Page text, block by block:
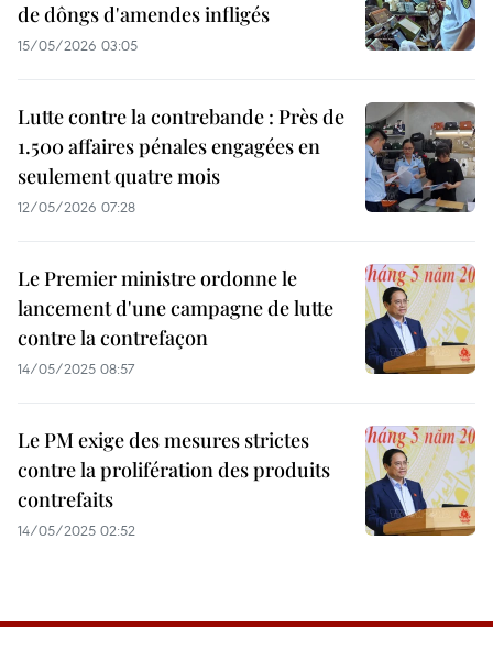
de dôngs d'amendes infligés
15/05/2026 03:05
Lutte contre la contrebande : Près de
1.500 affaires pénales engagées en
seulement quatre mois
12/05/2026 07:28
Le Premier ministre ordonne le
lancement d'une campagne de lutte
contre la contrefaçon
14/05/2025 08:57
Le PM exige des mesures strictes
contre la prolifération des produits
contrefaits
14/05/2025 02:52